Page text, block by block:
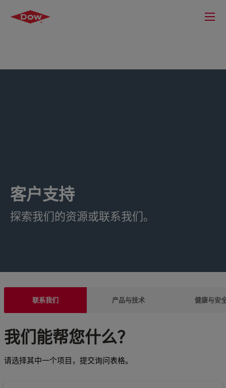
客户支持
探索我们的资源或联系我们。
联系我们 产品与技术 健康与安
我们能帮您什么？
请选择其中一个项目，提交询问表格。